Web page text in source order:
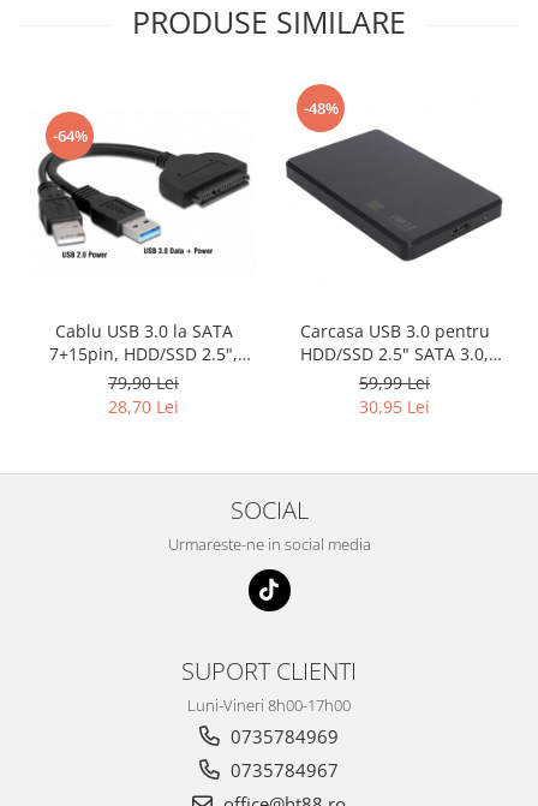
PRODUSE SIMILARE
-64%
Cablu USB 3.0 la SATA
7+15pin, HDD/SSD 2.5",
extensie USB 2.0, lungime
10cm, HOPE R
79,90 Lei
28,70 Lei
-48%
Carcasa USB 3.0 pentru
HDD/SSD 2.5" SATA 3.0,
ABS, neagra, HOPE R
59,99 Lei
30,95 Lei
SOCIAL
Urmareste-ne in social media
SUPORT CLIENTI
Luni-Vineri 8h00-17h00
0735784969
0735784967